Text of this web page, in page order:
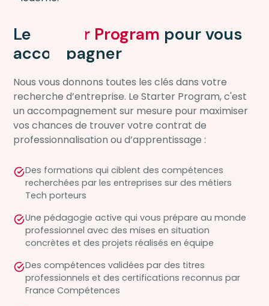
Le Starter Program pour vous
accompagner
Nous vous donnons toutes les clés dans votre
recherche d’entreprise. Le Starter Program, c'est
un accompagnement sur mesure pour maximiser
vos chances de trouver votre contrat de
professionnalisation ou d’apprentissage :
Des formations qui ciblent des compétences
recherchées par les entreprises sur des métiers
Tech porteurs
Une pédagogie active qui vous prépare au monde
professionnel avec des mises en situation
concrètes et des projets réalisés en équipe
Des compétences validées par des titres
professionnels et des certifications reconnus par
France Compétences